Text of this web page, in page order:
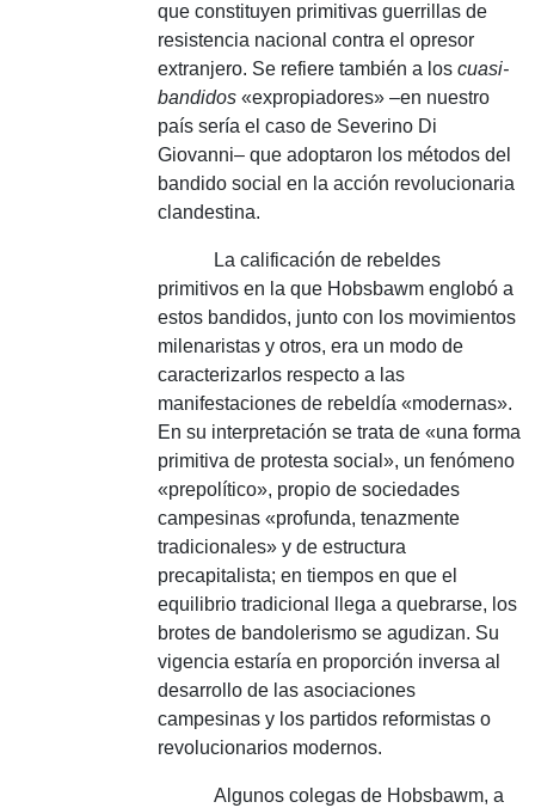
que constituyen primitivas guerrillas de
resistencia nacional contra el opresor
extranjero. Se refiere también a los cuasi-
bandidos «expropiadores» –en nuestro
país sería el caso de Severino Di
Giovanni– que adoptaron los métodos del
bandido social en la acción revolucionaria
clandestina.
La calificación de rebeldes
primitivos en la que Hobsbawm englobó a
estos bandidos, junto con los movimientos
milenaristas y otros, era un modo de
caracterizarlos respecto a las
manifestaciones de rebeldía «modernas».
En su interpretación se trata de «una forma
primitiva de protesta social», un fenómeno
«prepolítico», propio de sociedades
campesinas «profunda, tenazmente
tradicionales» y de estructura
precapitalista; en tiempos en que el
equilibrio tradicional llega a quebrarse, los
brotes de bandolerismo se agudizan. Su
vigencia estaría en proporción inversa al
desarrollo de las asociaciones
campesinas y los partidos reformistas o
revolucionarios modernos.
Algunos colegas de Hobsbawm, a